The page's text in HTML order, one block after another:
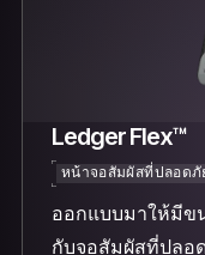
Ledger Flex™
หน้าจอสัมผัสที่ปลอดภั
ออกแบบมาให้มีข
กับจอสัมผัสที่ปลอ